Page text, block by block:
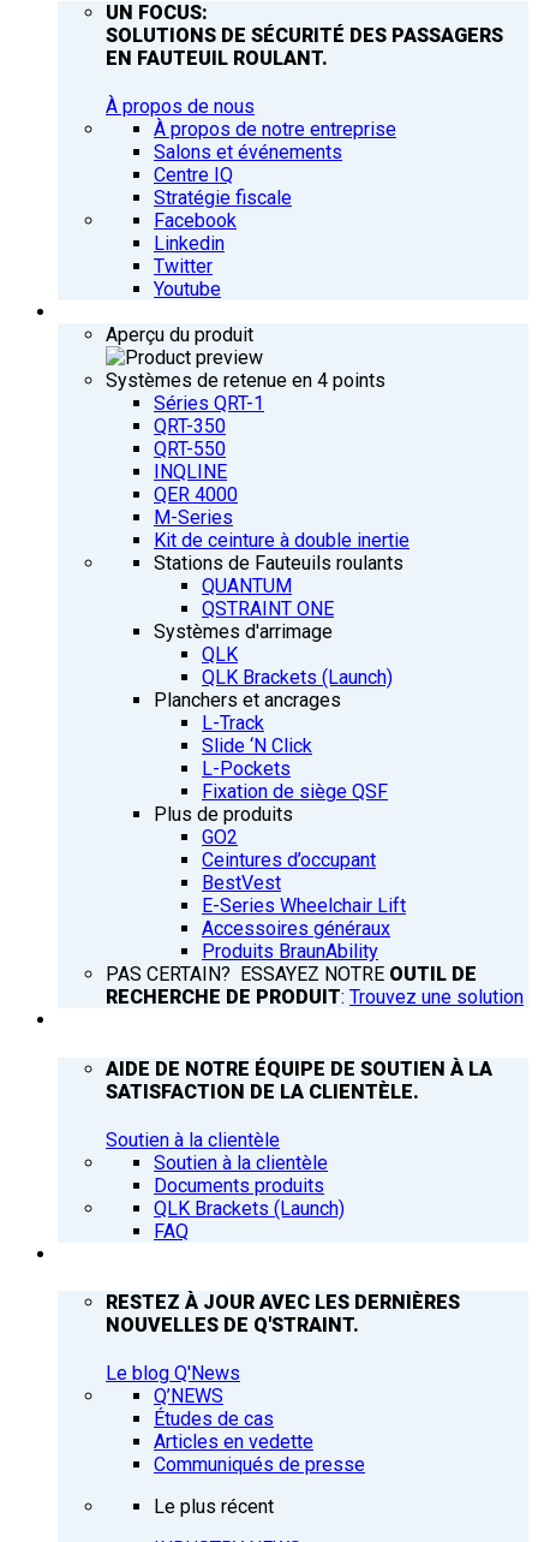
UN FOCUS:
SOLUTIONS DE SÉCURITÉ DES PASSAGERS
EN FAUTEUIL ROULANT.
À propos de nous
À propos de notre entreprise
Salons et événements
Centre IQ
Stratégie fiscale
Facebook
Linkedin
Twitter
Youtube
Aperçu du produit
Systèmes de retenue en 4 points
Séries QRT-1
QRT-350
QRT-550
INQLINE
QER 4000
M-Series
Kit de ceinture à double inertie
Stations de Fauteuils roulants
QUANTUM
QSTRAINT ONE
Systèmes d'arrimage
QLK
QLK Brackets (Launch)
Planchers et ancrages
L-Track
Slide ‘N Click
L-Pockets
Fixation de siège QSF
Plus de produits
GO2
Ceintures d’occupant
BestVest
E-Series Wheelchair Lift
Accessoires généraux
Produits BraunAbility
PAS CERTAIN? ESSAYEZ NOTRE OUTIL DE
RECHERCHE DE PRODUIT: Trouvez une solution
AIDE DE NOTRE ÉQUIPE DE SOUTIEN À LA
SATISFACTION DE LA CLIENTÈLE.
Soutien à la clientèle
Soutien à la clientèle
Documents produits
QLK Brackets (Launch)
FAQ
RESTEZ À JOUR AVEC LES DERNIÈRES
NOUVELLES DE Q'STRAINT.
Le blog Q'News
Q’NEWS
Études de cas
Articles en vedette
Communiqués de presse
Le plus récent